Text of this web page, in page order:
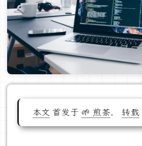
本文 首发于 🌱 煎茶，转载